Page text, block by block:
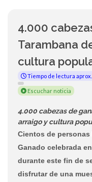
4.000
Tarambana
cultura
Tiempo de lectura aprox.
Escuchar noticia
4.000 cabezas de
arraigo y cultura
Cientos de personas
Ganado celebrada
durante este fin de
disfrutar de una